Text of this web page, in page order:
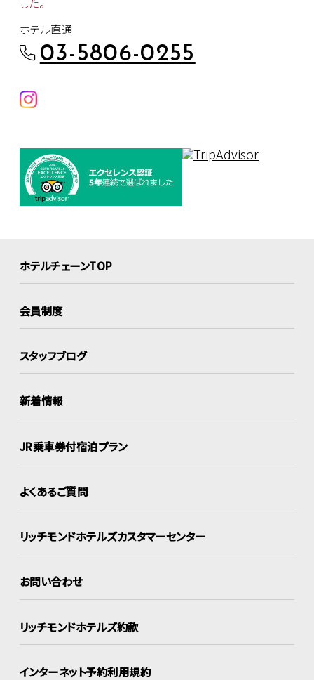
した。
ホテル直通
03-5806-0255
ホテルチェーンTOP
会員制度
スタッフブログ
新着情報
JR乗車券付宿泊プラン
よくあるご質問
リッチモンドホテルズカスタマーセンター
お問い合わせ
リッチモンドホテルズ約款
インターネット予約利用規約